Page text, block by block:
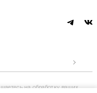
telegram
vk
на обработку ваших